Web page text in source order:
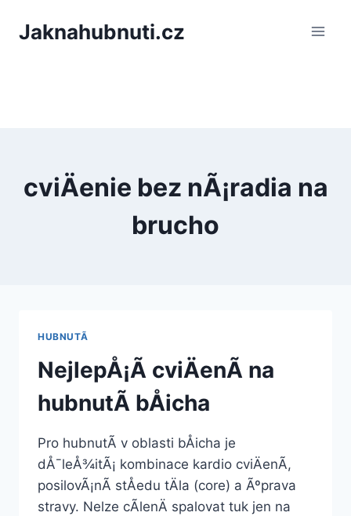
Jaknahubnuti.cz
cviÄenie bez nÃ¡radia na
brucho
HUBNUTÃ­
NejlepÅ¡Ã­ cviÄenÃ­ na
hubnutÃ­ bÅicha
Pro hubnutÃ­ v oblasti bÅicha je
dÅ¯leÅ¾itÃ¡ kombinace kardio cviÄenÃ­,
posilovÃ¡nÃ­ stÅedu tÄla (core) a Ãºprava
stravy. Nelze cÃ­lenÄ spalovat tuk jen na